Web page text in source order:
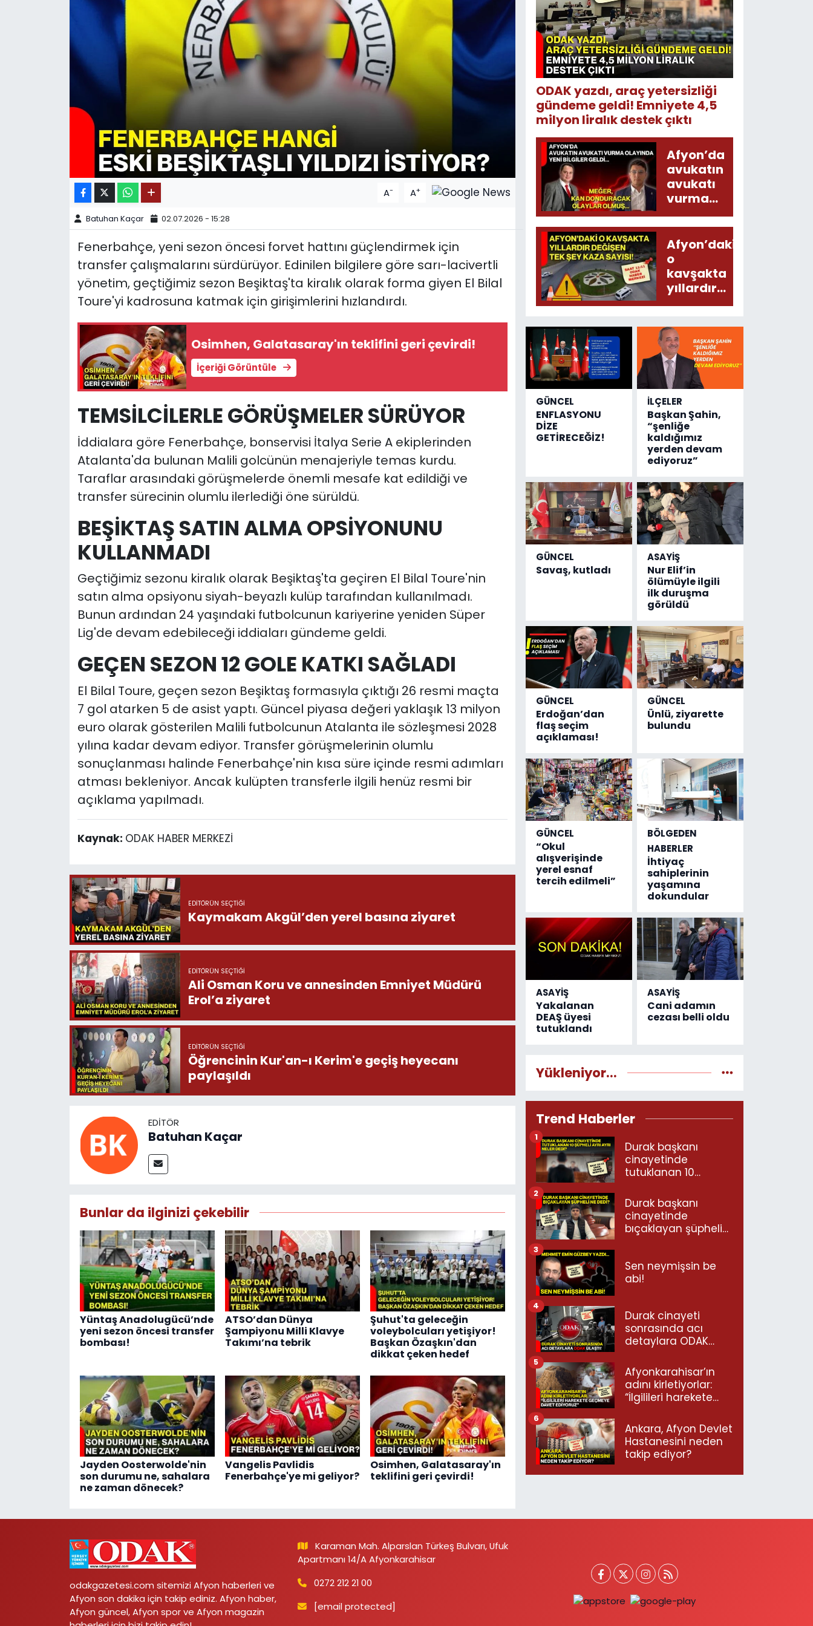
A- A+
Batuhan Kaçar 02.07.2026 - 15:28
Fenerbahçe, yeni sezon öncesi forvet hattını güçlendirmek için
transfer çalışmalarını sürdürüyor. Edinilen bilgilere göre sarı-lacivertli
yönetim, geçtiğimiz sezon Beşiktaş'ta kiralık olarak forma giyen El Bilal
Toure'yi kadrosuna katmak için girişimlerini hızlandırdı.
Osimhen, Galatasaray'ın teklifini geri çevirdi!
İçeriği Görüntüle
TEMSİLCİLERLE GÖRÜŞMELER SÜRÜYOR
İddialara göre Fenerbahçe, bonservisi İtalya Serie A ekiplerinden
Atalanta'da bulunan Malili golcünün menajeriyle temas kurdu.
Taraflar arasındaki görüşmelerde önemli mesafe kat edildiği ve
transfer sürecinin olumlu ilerlediği öne sürüldü.
BEŞİKTAŞ SATIN ALMA OPSİYONUNU
KULLANMADI
Geçtiğimiz sezonu kiralık olarak Beşiktaş'ta geçiren El Bilal Toure'nin
satın alma opsiyonu siyah-beyazlı kulüp tarafından kullanılmadı.
Bunun ardından 24 yaşındaki futbolcunun kariyerine yeniden Süper
Lig'de devam edebileceği iddiaları gündeme geldi.
GEÇEN SEZON 12 GOLE KATKI SAĞLADI
El Bilal Toure, geçen sezon Beşiktaş formasıyla çıktığı 26 resmi maçta
7 gol atarken 5 de asist yaptı. Güncel piyasa değeri yaklaşık 13 milyon
euro olarak gösterilen Malili futbolcunun Atalanta ile sözleşmesi 2028
yılına kadar devam ediyor. Transfer görüşmelerinin olumlu
sonuçlanması halinde Fenerbahçe'nin kısa süre içinde resmi adımları
atması bekleniyor. Ancak kulüpten transferle ilgili henüz resmi bir
açıklama yapılmadı.
Kaynak: ODAK HABER MERKEZİ
EDITÖRÜN SEÇTIĞI
Kaymakam Akgül’den yerel basına ziyaret
EDITÖRÜN SEÇTIĞI
Ali Osman Koru ve annesinden Emniyet Müdürü
Erol’a ziyaret
EDITÖRÜN SEÇTIĞI
Öğrencinin Kur'an-ı Kerim'e geçiş heyecanı
paylaşıldı
EDITÖR
Batuhan Kaçar
Bunlar da ilginizi çekebilir
Yüntaş Anadolugücü’nde
yeni sezon öncesi transfer
bombası!
ATSO’dan Dünya
Şampiyonu Milli Klavye
Takımı’na tebrik
Şuhut'ta geleceğin
voleybolcuları yetişiyor!
Başkan Özaşkın'dan
dikkat çeken hedef
Jayden Oosterwolde'nin
son durumu ne, sahalara
ne zaman dönecek?
Vangelis Pavlidis
Fenerbahçe'ye mi geliyor?
Osimhen, Galatasaray'ın
teklifini geri çevirdi!
ODAK yazdı, araç yetersizliği
gündeme geldi! Emniyete 4,5
milyon liralık destek çıktı
Afyon’da
avukatın
avukatı
vurma
olayında
yeni bilgiler
geldi...
Meğer, kan
donduracak
olaylar
olmuş...
Afyon’daki
o
kavşakta
yıllardır
değişen
kaza
sayısı!
GÜNCEL
ENFLASYONU
DİZE
GETİRECEĞİZ!
İLÇELER
Başkan Şahin,
“şenliğe
kaldığımız
yerden devam
ediyoruz”
GÜNCEL
Savaş, kutladı
ASAYİŞ
Nur Elif’in
ölümüyle ilgili
ilk duruşma
görüldü
GÜNCEL
Erdoğan’dan
flaş seçim
açıklaması!
GÜNCEL
Ünlü, ziyarette
bulundu
GÜNCEL
“Okul
alışverişinde
yerel esnaf
tercih edilmeli”
BÖLGEDEN
HABERLER
İhtiyaç
sahiplerinin
yaşamına
dokundular
ASAYİŞ
Yakalanan
DEAŞ üyesi
tutuklandı
ASAYİŞ
Cani adamın
cezası belli oldu
Yükleniyor...
Trend Haberler
Durak başkanı
cinayetinde
tutuklanan 10
neler dedi?
1
Durak başkanı
cinayetinde
bıçaklayan şüpheli
2
Sen neymişsin be
abi!
3
Durak cinayeti
sonrasında acı
detaylara ODAK
4
Afyonkarahisar’ın
adını kirletiyorlar:
“İlgilileri harekete
ediyoruz”
5
Ankara, Afyon Devlet
Hastanesini neden
takip ediyor?
6
odakgazetesi.com sitemizi Afyon haberleri ve
Afyon son dakika için takip ediniz. Afyon haber,
Afyon güncel, Afyon spor ve Afyon magazin
Karaman Mah. Alparslan Türkeş Bulvarı, Ufuk
Apartmanı 14/A Afyonkarahisar
0272 212 21 00
[email protected]
11:11 MANŞET